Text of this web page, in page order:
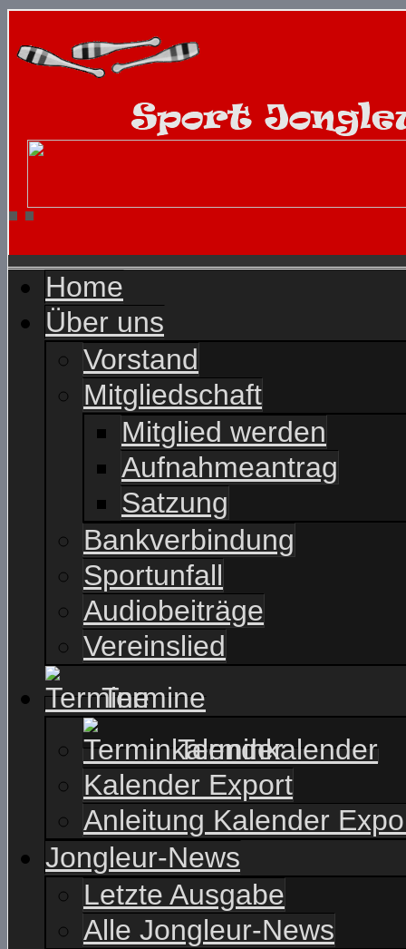
Home
Über uns
Vorstand
Mitgliedschaft
Mitglied werden
Aufnahmeantrag
Satzung
Bankverbindung
Sportunfall
Audiobeiträge
Vereinslied
Termine
Terminkalender
Kalender Export
Anleitung Kalender
Jongleur-News
Letzte Ausgabe
Alle Jongleur-News